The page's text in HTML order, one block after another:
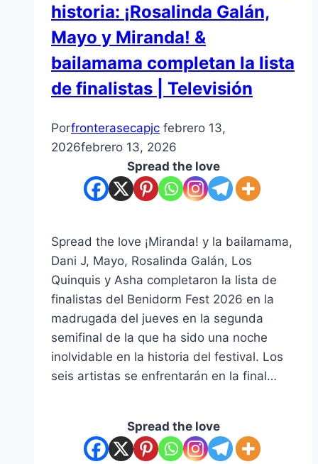
historia: ¡Rosalinda Galán,
Mayo y Miranda! &
bailamama completan la lista
de finalistas | Televisión
Porfronterasecapjc febrero 13,
2026febrero 13, 2026
Spread the love
Spread the love ¡Miranda! y la bailamama,
Dani J, Mayo, Rosalinda Galán, Los
Quinquis y Asha completaron la lista de
finalistas del Benidorm Fest 2026 en la
madrugada del jueves en la segunda
semifinal de la que ha sido una noche
inolvidable en la historia del festival. Los
seis artistas se enfrentarán en la final…
Spread the love